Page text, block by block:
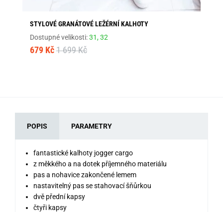
STYLOVÉ GRANÁTOVÉ LEŽÉRNÍ KALHOTY
Dostupné velikosti:31,32
679 Kč 1 699 Kč
POPIS PARAMETRY
fantastické kalhoty jogger cargo
z měkkého a na dotek příjemného materiálu
pas a nohavice zakončené lemem
nastavitelný pas se stahovací šňůrkou
dvě přední kapsy
čtyři kapsy